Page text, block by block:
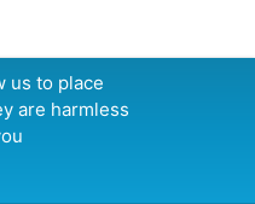
us to place
are harmless